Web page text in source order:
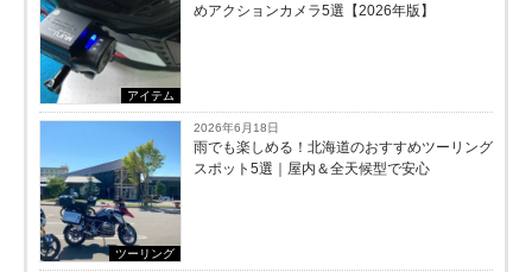
アイテム
めアクションカメラ5選【2026年版】
ツーリング
2026年6月18日
雨でも楽しめる！北海道のおすすめツーリング
スポット5選｜屋内＆全天候型で安心